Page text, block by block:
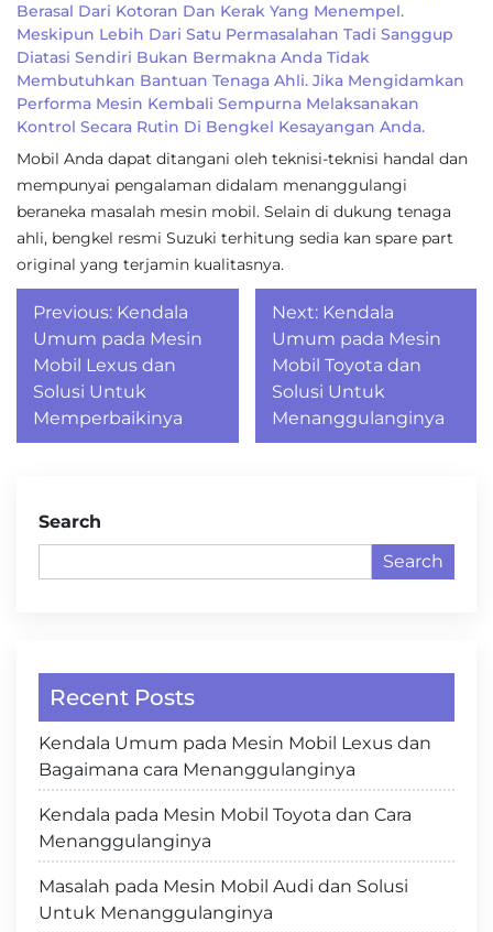
Berasal Dari Kotoran Dan Kerak Yang Menempel.
Meskipun Lebih Dari Satu Permasalahan Tadi Sanggup
Diatasi Sendiri Bukan Bermakna Anda Tidak
Membutuhkan Bantuan Tenaga Ahli. Jika Mengidamkan
Performa Mesin Kembali Sempurna Melaksanakan
Kontrol Secara Rutin Di Bengkel Kesayangan Anda.
Mobil Anda dapat ditangani oleh teknisi-teknisi handal dan
mempunyai pengalaman didalam menanggulangi
beraneka masalah mesin mobil. Selain di dukung tenaga
ahli, bengkel resmi Suzuki terhitung sedia kan spare part
original yang terjamin kualitasnya.
Post
navigation
Previous: Kendala
Umum pada Mesin
Mobil Lexus dan
Solusi Untuk
Memperbaikinya
Next: Kendala
Umum pada Mesin
Mobil Toyota dan
Solusi Untuk
Menanggulanginya
Search
Search
Recent Posts
Kendala Umum pada Mesin Mobil Lexus dan
Bagaimana cara Menanggulanginya
Kendala pada Mesin Mobil Toyota dan Cara
Menanggulanginya
Masalah pada Mesin Mobil Audi dan Solusi
Untuk Menanggulanginya